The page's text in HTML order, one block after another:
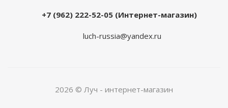
+7 (962) 222-52-05 (Интернет-магазин)
luch-russia@yandex.ru
2026 © Луч - интернет-магазин